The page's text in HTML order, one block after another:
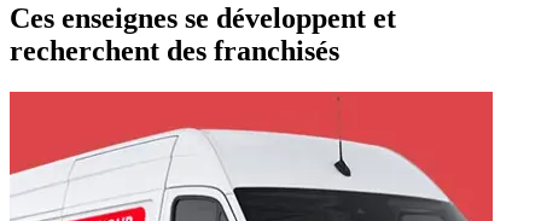
Ces enseignes se développent et
recherchent des franchisés